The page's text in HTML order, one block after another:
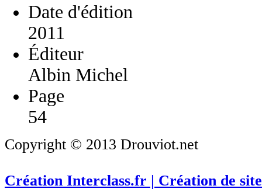
Date d'édition
2011
Éditeur
Albin Michel
Page
54
Copyright © 2013 Drouviot.net
Création Interclass.fr | Création de